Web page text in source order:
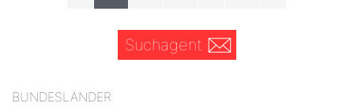
Suchagent
BUNDESLÄNDER